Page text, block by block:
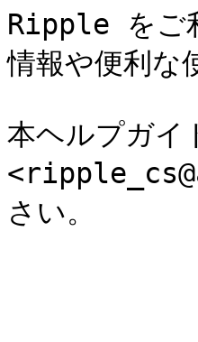
Ripple をご
情報や便利な
本ヘルプガイ